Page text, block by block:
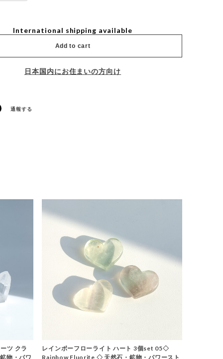
International shipping available
Add to cart
日本国内にお住まいの方向け
通報する
ツ クラ
物・パワ
レインボーフローライト ハート 3個set 05◇
Rainbow Fluorite ◇ 天然石・鉱物・パワースト